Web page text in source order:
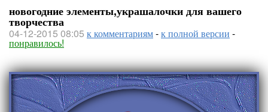
новогодние элементы,украшалочки для вашего
творчества
04-12-2015 08:05 к комментариям-к полной версии -
понравилось!